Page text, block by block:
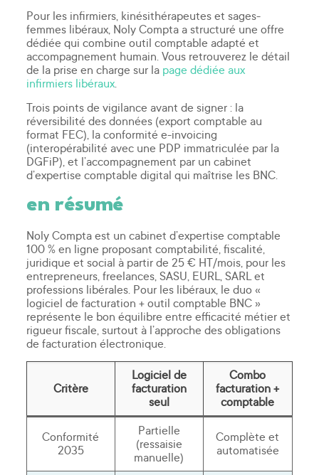
Pour les infirmiers, kinésithérapeutes et sages-
femmes libéraux, Noly Compta a structuré une offre
dédiée qui combine outil comptable adapté et
accompagnement humain. Vous retrouverez le détail
de la prise en charge sur la page dédiée aux
infirmiers libéraux.
Trois points de vigilance avant de signer : la
réversibilité des données (export comptable au
format FEC), la conformité e-invoicing
(interopérabilité avec une PDP immatriculée par la
DGFiP), et l’accompagnement par un cabinet
d’expertise comptable digital qui maîtrise les BNC.
en résumé
Noly Compta est un cabinet d’expertise comptable
100 % en ligne proposant comptabilité, fiscalité,
juridique et social à partir de 25 € HT/mois, pour les
entrepreneurs, freelances, SASU, EURL, SARL et
professions libérales. Pour les libéraux, le duo «
logiciel de facturation + outil comptable BNC »
représente le bon équilibre entre efficacité métier et
rigueur fiscale, surtout à l’approche des obligations
de facturation électronique.
Critère
Logiciel de
facturation
seul
Combo
facturation +
comptable
Conformité
2035
Partielle
(ressaisie
manuelle)
Complète et
automatisée